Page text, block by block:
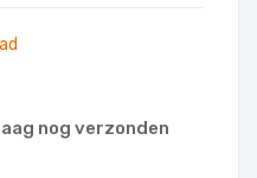
nog verzonden